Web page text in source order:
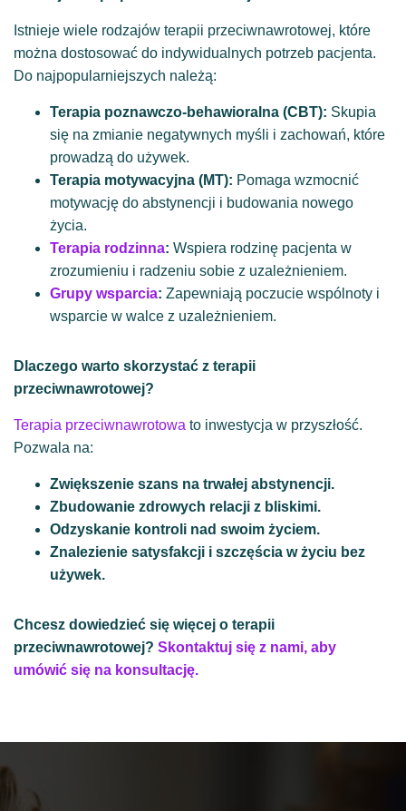
Istnieje wiele rodzajów terapii przeciwnawrotowej, które
można dostosować do indywidualnych potrzeb pacjenta.
Do najpopularniejszych należą:
Terapia poznawczo-behawioralna (CBT): Skupia
się na zmianie negatywnych myśli i zachowań, które
prowadzą do używek.
Terapia motywacyjna (MT): Pomaga wzmocnić
motywację do abstynencji i budowania nowego
życia.
Terapia rodzinna: Wspiera rodzinę pacjenta w
zrozumieniu i radzeniu sobie z uzależnieniem.
Grupy wsparcia: Zapewniają poczucie wspólnoty i
wsparcie w walce z uzależnieniem.
Dlaczego warto skorzystać z terapii
przeciwnawrotowej?
Terapia przeciwnawrotowa to inwestycja w przyszłość.
Pozwala na:
Zwiększenie szans na trwałej abstynencji.
Zbudowanie zdrowych relacji z bliskimi.
Odzyskanie kontroli nad swoim życiem.
Znalezienie satysfakcji i szczęścia w życiu bez
używek.
Chcesz dowiedzieć się więcej o terapii
przeciwnawrotowej? Skontaktuj się z nami, aby
umówić się na konsultację.